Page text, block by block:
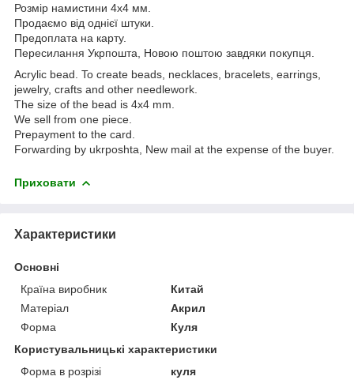
Розмір намистини 4х4 мм.
Продаємо від однієї штуки.
Предоплата на карту.
Пересилання Укрпошта, Новою поштою завдяки покупця.
Acrylic bead. To create beads, necklaces, bracelets, earrings,
jewelry, crafts and other needlework.
The size of the bead is 4х4 mm.
We sell from one piece.
Prepayment to the card.
Forwarding by ukrposhta, New mail at the expense of the buyer.
Приховати
Характеристики
Основні
Країна виробник
Китай
Матеріал
Акрил
Форма
Куля
Користувальницькі характеристики
Форма в розрізі
куля